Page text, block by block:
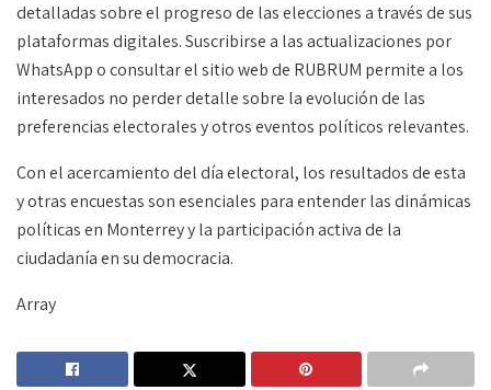
detalladas sobre el progreso de las elecciones a través de sus
plataformas digitales. Suscribirse a las actualizaciones por
WhatsApp o consultar el sitio web de RUBRUM permite a los
interesados no perder detalle sobre la evolución de las
preferencias electorales y otros eventos políticos relevantes.
Con el acercamiento del día electoral, los resultados de esta
y otras encuestas son esenciales para entender las dinámicas
políticas en Monterrey y la participación activa de la
ciudadanía en su democracia.
Array